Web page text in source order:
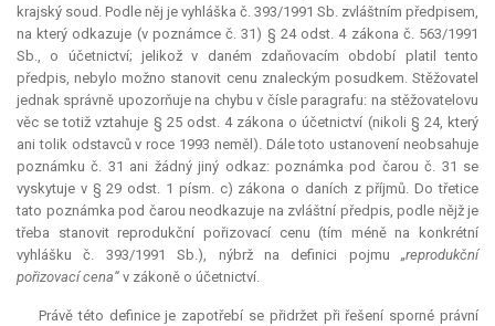
krajský soud. Podle něj je vyhláška č. 393/1991 Sb. zvláštním předpisem,
na který odkazuje (v poznámce č. 31) § 24 odst. 4 zákona č. 563/1991
Sb., o účetnictví; jelikož v daném zdaňovacím období platil tento
předpis, nebylo možno stanovit cenu znaleckým posudkem. Stěžovatel
jednak správně upozorňuje na chybu v čísle paragrafu: na stěžovatelovu
věc se totiž vztahuje § 25 odst. 4 zákona o účetnictví (nikoli § 24, který
ani tolik odstavců v roce 1993 neměl). Dále toto ustanovení neobsahuje
poznámku č. 31 ani žádný jiný odkaz: poznámka pod čarou č. 31 se
vyskytuje v § 29 odst. 1 písm. c) zákona o daních z příjmů. Do třetice
tato poznámka pod čarou neodkazuje na zvláštní předpis, podle nějž je
třeba stanovit reprodukční pořizovací cenu (tím méně na konkrétní
vyhlášku č. 393/1991 Sb.), nýbrž na definici pojmu „reprodukční
pořizovací cena“ v zákoně o účetnictví.
Právě této definice je zapotřebí se přidržet při řešení sporné právní